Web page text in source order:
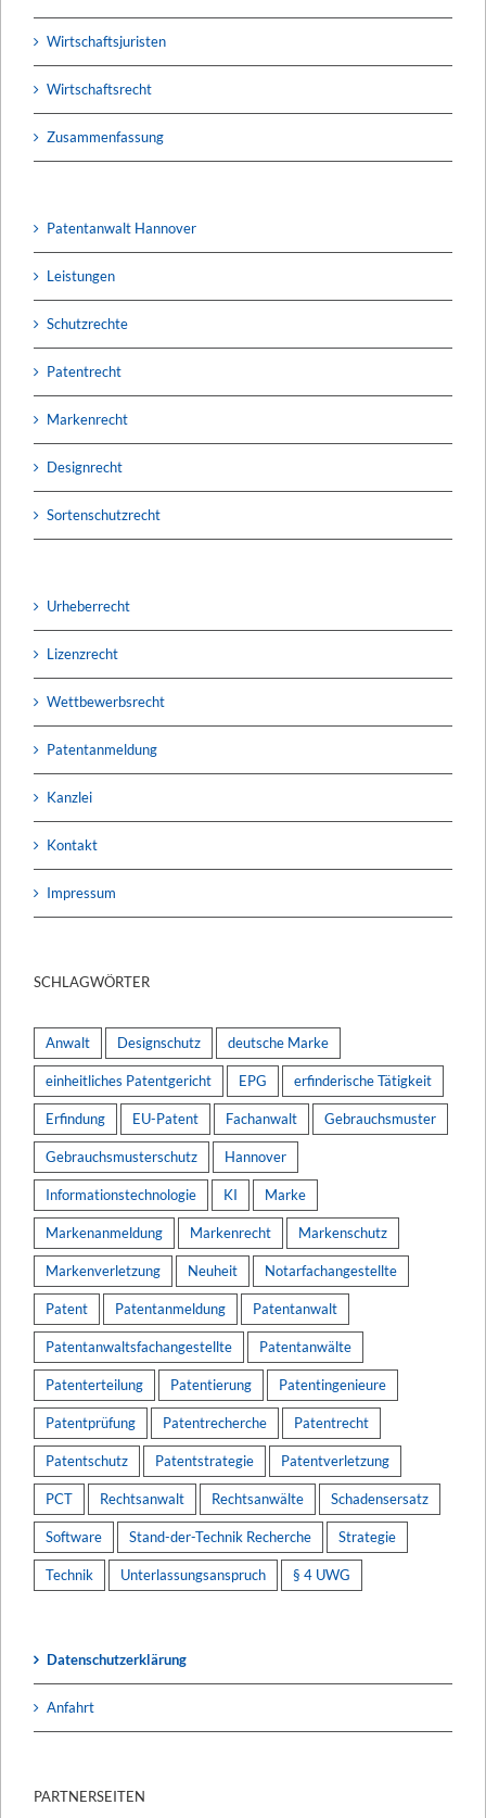
Wirtschaftsjuristen
Wirtschaftsrecht
Zusammenfassung
Patentanwalt Hannover
Leistungen
Schutzrechte
Patentrecht
Markenrecht
Designrecht
Sortenschutzrecht
Urheberrecht
Lizenzrecht
Wettbewerbsrecht
Patentanmeldung
Kanzlei
Kontakt
Impressum
SCHLAGWÖRTER
Anwalt Designschutz deutsche Marke
einheitliches Patentgericht EPG erfinderische Tätigkeit
Erfindung EU-Patent Fachanwalt Gebrauchsmuster
Gebrauchsmusterschutz Hannover
Informationstechnologie KI Marke
Markenanmeldung Markenrecht Markenschutz
Markenverletzung Neuheit Notarfachangestellte
Patent Patentanmeldung Patentanwalt
Patentanwaltsfachangestellte Patentanwälte
Patenterteilung Patentierung Patentingenieure
Patentprüfung Patentrecherche Patentrecht
Patentschutz Patentstrategie Patentverletzung
PCT Rechtsanwalt Rechtsanwälte Schadensersatz
Software Stand-der-Technik Recherche Strategie
Technik Unterlassungsanspruch § 4 UWG
Datenschutzerklärung
Anfahrt
PARTNERSEITEN